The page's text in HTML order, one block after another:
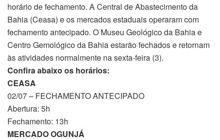
horário de fechamento. A Central de Abastecimento da
Bahia (Ceasa) e os mercados estaduais operaram com
fechamento antecipado. O Museu Geológico da Bahia e
Centro Gemológico da Bahia estarão fechados e retornam
às atividades normalmente na sexta-feira (3).
Confira abaixo os horários:
CEASA
02/07 – FECHAMENTO ANTECIPADO
Abertura: 5h
Fechamento: 13h
MERCADO OGUNJÁ